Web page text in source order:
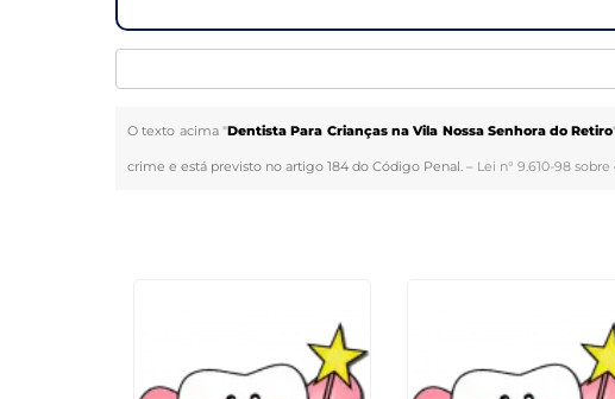
O texto acima "Dentista Para Crianças na Vila Nossa Senhora do Retiro
crime e está previsto no artigo 184 do Código Penal. – Lei n° 9.610-98